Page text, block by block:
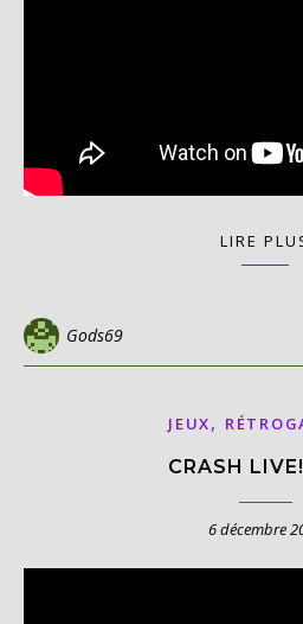
LIRE
Gods69
JEUX,
CRASH
6 décembre